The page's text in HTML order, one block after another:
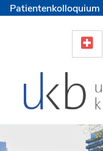
Patientenkolloquium
Helfen & Spenden